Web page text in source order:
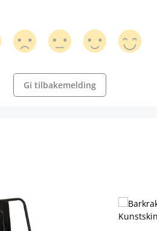
Gi tilbakemelding